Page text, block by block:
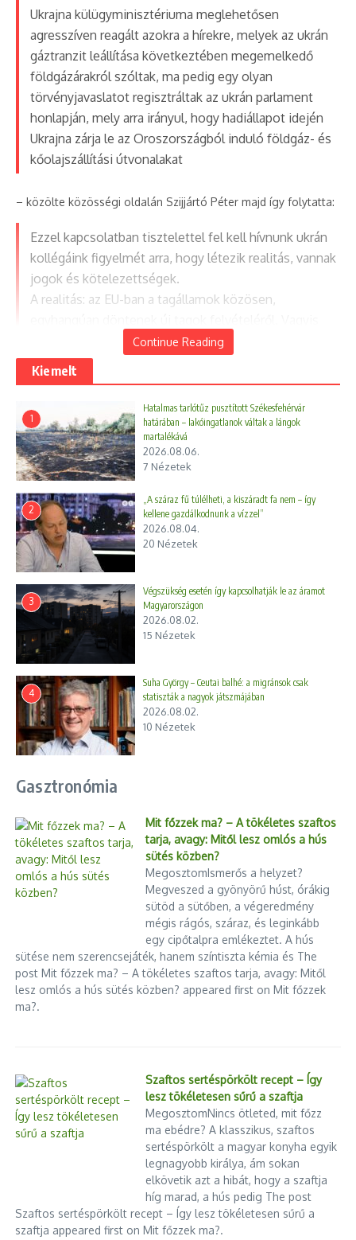
Ukrajna külügyminisztériuma meglehetősen
agresszíven reagált azokra a hírekre, melyek az ukrán
gáztranzit leállítása következtében megemelkedő
földgázárakról szóltak, ma pedig egy olyan
törvényjavaslatot regisztráltak az ukrán parlament
honlapján, mely arra irányul, hogy hadiállapot idején
Ukrajna zárja le az Oroszországból induló földgáz- és
kőolajszállítási útvonalakat
– közölte közösségi oldalán Szijjártó Péter majd így folytatta:
Ezzel kapcsolatban tisztelettel fel kell hívnunk ukrán
kollégáink figyelmét arra, hogy létezik realitás, vannak
jogok és kötelezettségek.
A realitás: az EU-ban a tagállamok közösen,
szükség van minden egyes tagállam igen szavazatára.
Jogok: minden ország szuverén joga eldönteni, hogy
honnan és milyen útvonalon veszi a működéséhez
szükséges energiahordozókat. Ebbe senkinek nincsen
beleszólása kívülről. Senkinek nincsen joga más
országra ráerőltetni drágább, bizonytalanabb
energiabeszerzéseket.
A miniszter továbbá rámutatott, hogy Magyarország
energiaellátása jelenleg biztonságban van, mivel az ország
földgázellátása döntően a Török Áramlat nevű vezetéken
keresztül zajlik. Azonban Ukrajna tranzitszállítások leállításáról
szóló döntése újabb áremelkedésekhez vezethet, és
versenyképességi kihívásokat okozhat Közép-Európa és az
egész Európai Unió számára.
Szijjártó Péter arra is felhívta a figyelmet, hogy
az az ország, amely társulási megállapodást köt az EU-
val, sőt tagja akar lenni az EU-nak, köteles hozzájárulni
az EU energiabiztonságához a szállítási útvonalak
biztosításával. Ezért a földgáz- és kőolajszállítási
kapcsolódó elvárásokkal.
Cikk megosztása
Continue Reading
Kiemelt
1
Hatalmas tarlótűz pusztított Székesfehérvár
határában – lakóingatlanok váltak a lángok
martalékává
2026.08.06.
7 Nézetek
2
„A száraz fű túlélheti, a kiszáradt fa nem – így
kellene gazdálkodnunk a vízzel”
2026.08.04.
20 Nézetek
3
Végszükség esetén így kapcsolhatják le az áramot
Magyarországon
2026.08.02.
15 Nézetek
4
Suha György – Ceutai balhé: a migránsok csak
statiszták a nagyok játszmájában
2026.08.02.
10 Nézetek
Gasztronómia
Mit főzzek ma? – A tökéletes szaftos
tarja, avagy: Mitől lesz omlós a hús
sütés közben?
MegosztomIsmerős a helyzet?
Megveszed a gyönyörű húst, órákig
sütöd a sütőben, a végeredmény
mégis rágós, száraz, és leginkább
egy cipőtalpra emlékeztet. A hús
sütése nem szerencsejáték, hanem színtiszta kémia és The
post Mit főzzek ma? – A tökéletes szaftos tarja, avagy: Mitől
lesz omlós a hús sütés közben? appeared first on Mit főzzek
ma?.
Szaftos sertéspörkölt recept – Így
lesz tökéletesen sűrű a szaftja
MegosztomNincs ötleted, mit főzz
ma ebédre? A klasszikus, szaftos
sertéspörkölt a magyar konyha egyik
legnagyobb királya, ám sokan
elkövetik azt a hibát, hogy a szaftja
híg marad, a hús pedig The post
Szaftos sertéspörkölt recept – Így lesz tökéletesen sűrű a
szaftja appeared first on Mit főzzek ma?.